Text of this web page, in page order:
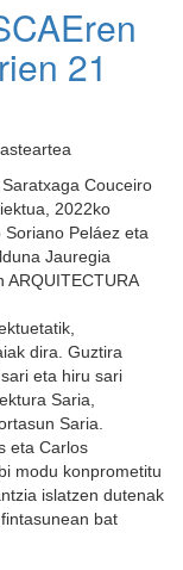
21
Saratxaga Couceiro
2022ko
Peláez eta
Jauregia
ARQUITECTURA
dira. Guztira
eta hiru sari
Saria,
Saria.
eta Carlos
modu konprometitu
islatzen dutenak
bat